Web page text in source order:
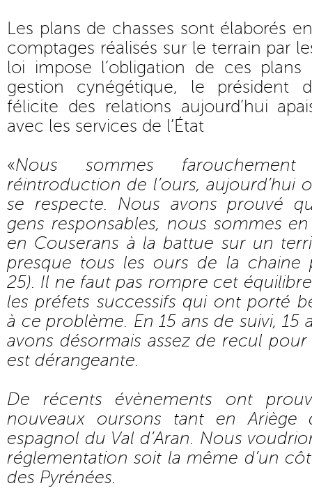
Les plans de chasses sont élaborés
comptages réalisés sur le terrain par
loi impose l’obligation de ces
gestion cynégétique, le président
félicite des relations aujourd’hui
avec les services de l’État
«Nous sommes
réintroduction de l’ours, aujourd’hui
se respecte. Nous avons prouvé
gens responsables, nous sommes
en Couserans à la battue sur un
presque tous les ours de la chaine
25). Il ne faut pas rompre cet
les préfets successifs qui ont porté
à ce problème. En 15 ans de suivi, 15
avons désormais assez de recul
est dérangeante.
De récents évènements ont
nouveaux oursons tant en Ariège
espagnol du Val d’Aran. Nous
réglementation soit la même d’un
des Pyrénées.